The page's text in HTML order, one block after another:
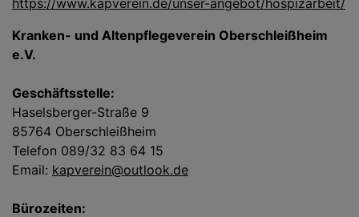
https://www.kapverein.de/unser-angebot/hospizarbeit/
Kranken- und Altenpflegeverein Oberschleißheim
e.V.
Geschäftsstelle:
Haselsberger-Straße 9
85764 Oberschleißheim
Telefon 089/32 83 64 15
Email: kapverein@outlook.de
Bürozeiten: